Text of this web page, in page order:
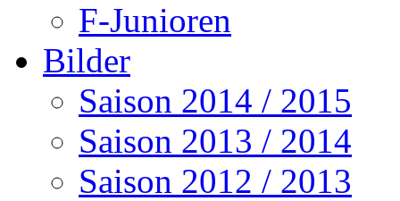
F-Junioren
Bilder
Saison 2014 / 2015
Saison 2013 / 2014
Saison 2012 / 2013